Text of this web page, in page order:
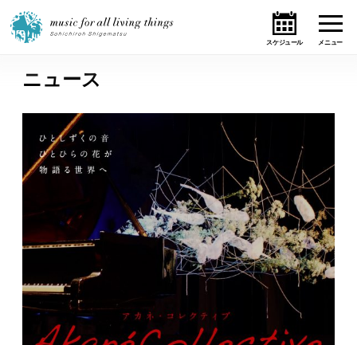
ホーム
ニュース
テーマ
ライブ・スケジュール
オンライン・ショップ
ギャラリー
ニュース